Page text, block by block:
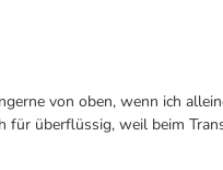
von oben, wenn ich
überflüssig, weil beim